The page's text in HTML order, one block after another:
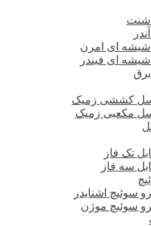
شنت
شیشه ای امرن
شیشه ای فیندر
کششی زمیک
مکعبی زمیک
تک فاز
سه فاز
سوئیچ اشنایدر
سوئیچ موژن